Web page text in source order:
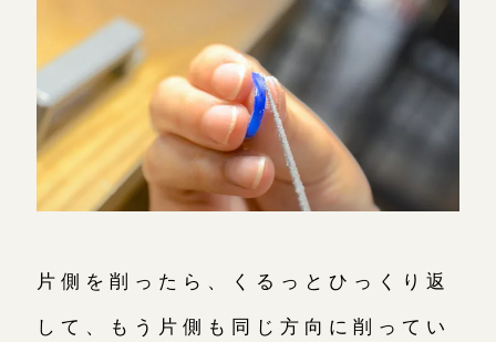
片側を削ったら、くるっとひっくり返
して、もう片側も同じ方向に削ってい